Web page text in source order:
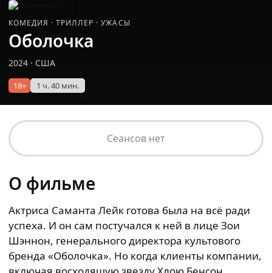
КОМЕДИЯ · ТРИЛЛЕР · УЖАСЫ
Оболочка
2024 · США
18+ 1 ч. 40 мин.
Сеансов нет
О фильме
Актриса Саманта Лейк готова была на всё ради
успеха. И он сам постучался к ней в лице Зои
Шэннон, генерального директора культового
бренда «Оболочка». Но когда клиенты компании,